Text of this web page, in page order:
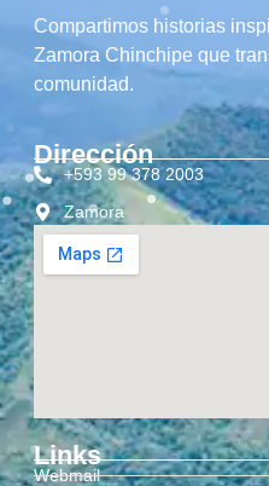
Compartimos historias
Zamora Chinchipe que
comunidad.
Dirección
+593 99 378 2003
Zamora
Links
Webmail